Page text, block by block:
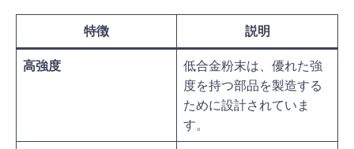
特徴 説明
高強度
低合金粉末は、優れた強
度を持つ部品を製造する
ために設計されていま
す。